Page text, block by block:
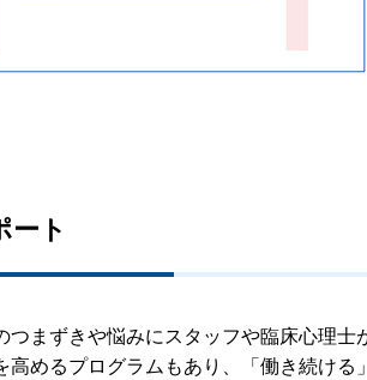
ート
まずきや悩みにスタッフや臨床心理
めるプログラムもあり、「働き続ける